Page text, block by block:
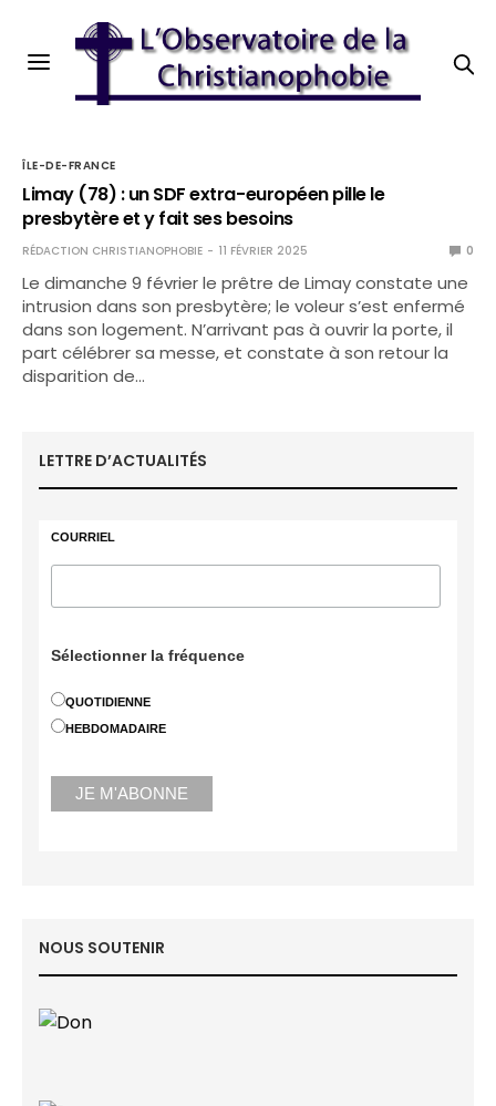
ÎLE-DE-FRANCE
Limay (78) : un SDF extra-européen pille le
presbytère et y fait ses besoins
RÉDACTION CHRISTIANOPHOBIE 11 FÉVRIER 2025 0
Le dimanche 9 février le prêtre de Limay constate une
intrusion dans son presbytère; le voleur s’est enfermé
dans son logement. N’arrivant pas à ouvrir la porte, il
part célébrer sa messe, et constate à son retour la
disparition de…
LETTRE D’ACTUALITÉS
COURRIEL
Sélectionner la fréquence
QUOTIDIENNE
HEBDOMADAIRE
NOUS SOUTENIR